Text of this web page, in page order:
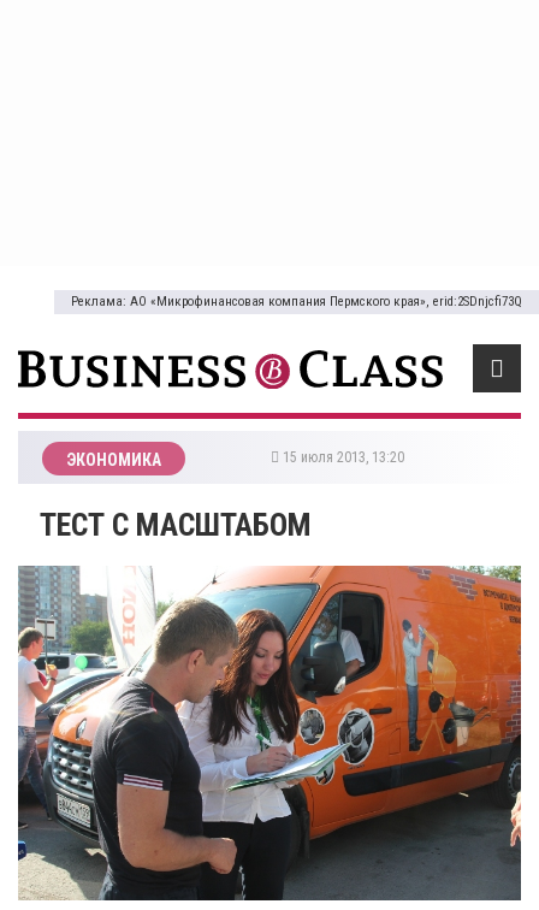
Реклама: АО «Микрофинансовая компания Пермского края», erid:2SDnjcfi73Q
ЭКОНОМИКА 15 июля 2013, 13:20
ТЕСТ С МАСШТАБОМ